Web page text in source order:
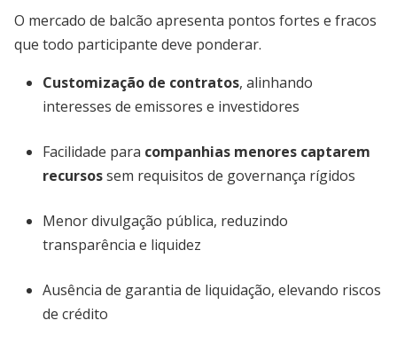
O mercado de balcão apresenta pontos fortes e fracos
que todo participante deve ponderar.
Customização de contratos, alinhando
interesses de emissores e investidores
Facilidade para companhias menores captarem
recursossem requisitos de governança rígidos
Menor divulgação pública, reduzindo
transparência e liquidez
Ausência de garantia de liquidação, elevando riscos
de crédito